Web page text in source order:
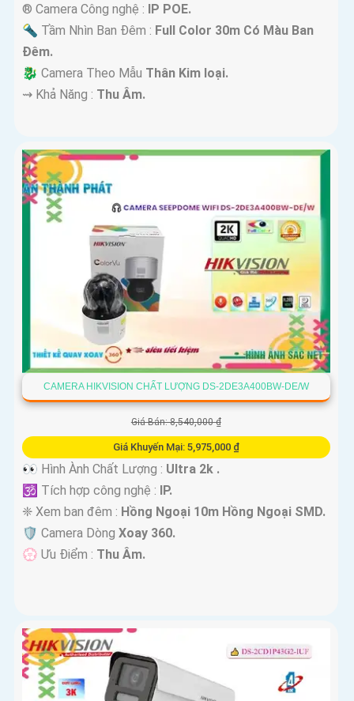
®️ Camera Công nghệ :
IP POE.
🔦 Tầm Nhìn Ban Đêm : Full Color 30m Có Màu Ban
Ðêm.
🐉️ Camera Theo Mẫu Thân Kim loại.
️⇝ Khả Năng : Thu Âm.
CAMERA HIKVISION CHẤT LƯỢNG DS-2DE3A400BW-DE/W
Giá Bán: 8,540,000 ₫
Giá Khuyến Mại: 5,975,000 ₫
️
👀 Hình Ành Chất Lượng : Ultra 2k .
🕉️ Tích hợp công nghệ :
IP.
❈ Xem ban đêm : Hồng Ngoại 10m Hồng Ngoại SMD.
🛡 Camera Dòng Xoay 360.
️💮 Ưu Điểm : Thu Âm.